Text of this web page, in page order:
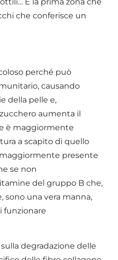
che conferisce un
perché può
causando
della pelle e,
aumenta il
è maggiormente
a scapito di quello
presente
se non
del gruppo B che,
sono una vera manna,
funzionare
degradazione delle